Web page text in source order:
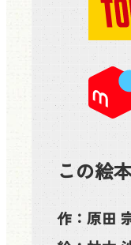
この絵
作： 原田